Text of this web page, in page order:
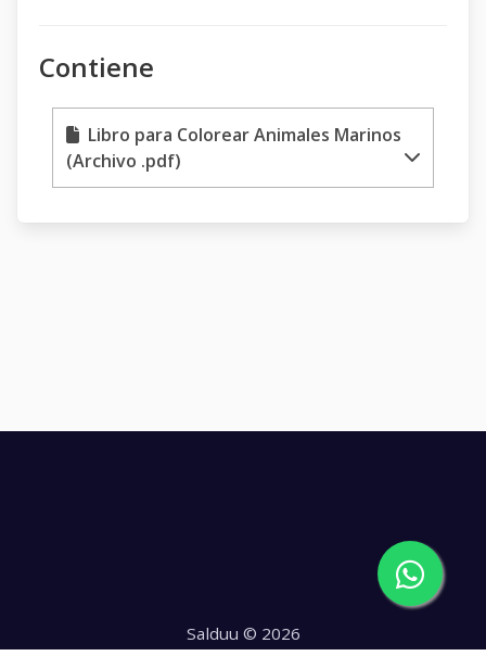
Contiene
Libro para Colorear Animales Marinos
(Archivo .pdf)
Salduu © 2026